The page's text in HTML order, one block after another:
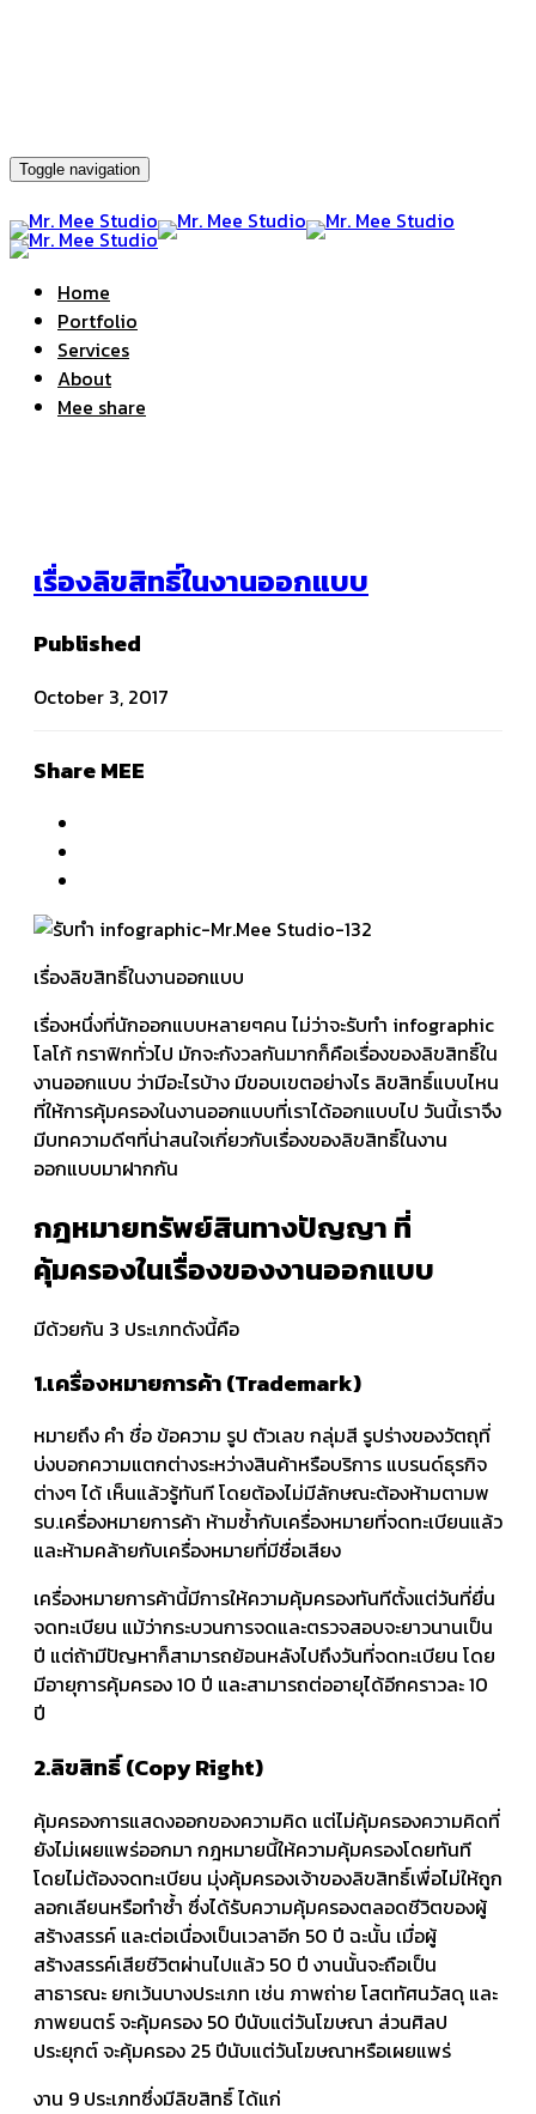
Toggle navigation
Home
Portfolio
Services
About
Mee share
เรื่องลิขสิทธิ์ในงานออกแบบ
Published
October 3, 2017
Share MEE
เรื่องลิขสิทธิ์ในงานออกแบบ
เรื่องหนึ่งที่นักออกแบบหลายๆคน ไม่ว่าจะรับทำ infographic
โลโก้ กราฟิกทั่วไป มักจะกังวลกันมากก็คือเรื่องของลิขสิทธิ์ใน
งานออกแบบ ว่ามีอะไรบ้าง มีขอบเขตอย่างไร ลิขสิทธิ์แบบไหน
ที่ให้การคุ้มครองในงานออกแบบที่เราได้ออกแบบไป วันนี้เราจึง
มีบทความดีๆที่น่าสนใจเกี่ยวกับเรื่องของลิขสิทธิ์ในงาน
ออกแบบมาฝากกัน
กฎหมายทรัพย์สินทางปัญญา ที่
คุ้มครองในเรื่องของงานออกแบบ
มีด้วยกัน 3 ประเภทดังนี้คือ
1.เครื่องหมายการค้า (Trademark)
หมายถึง คำ ชื่อ ข้อความ รูป ตัวเลข กลุ่มสี รูปร่างของวัตถุที่
บ่งบอกความแตกต่างระหว่างสินค้าหรือบริการ แบรนด์ธุรกิจ
ต่างๆ ได้ เห็นแล้วรู้ทันที โดยต้องไม่มีลักษณะต้องห้ามตามพ
รบ.เครื่องหมายการค้า ห้ามซ้ำกับเครื่องหมายที่จดทะเบียนแล้ว
และห้ามคล้ายกับเครื่องหมายที่มีชื่อเสียง
เครื่องหมายการค้านี้มีการให้ความคุ้มครองทันทีตั้งแต่วันที่ยื่น
จดทะเบียน แม้ว่ากระบวนการจดและตรวจสอบจะยาวนานเป็น
ปี แต่ถ้ามีปัญหาก็สามารถย้อนหลังไปถึงวันที่จดทะเบียน โดย
มีอายุการคุ้มครอง 10 ปี และสามารถต่ออายุได้อีกคราวละ 10
ปี
2.ลิขสิทธิ์ (Copy Right)
คุ้มครองการแสดงออกของความคิด แต่ไม่คุ้มครองความคิดที่
ยังไม่เผยแพร่ออกมา กฎหมายนี้ให้ความคุ้มครองโดยทันที
โดยไม่ต้องจดทะเบียน มุ่งคุ้มครองเจ้าของลิขสิทธิ์เพื่อไม่ให้ถูก
ลอกเลียนหรือทำซ้ำ ซึ่งได้รับความคุ้มครองตลอดชีวิตของผู้
สร้างสรรค์ และต่อเนื่องเป็นเวลาอีก 50 ปี ฉะนั้น เมื่อผู้
สร้างสรรค์เสียชีวิตผ่านไปแล้ว 50 ปี งานนั้นจะถือเป็น
สาธารณะ ยกเว้นบางประเภท เช่น ภาพถ่าย โสตทัศนวัสดุ และ
ภาพยนตร์ จะคุ้มครอง 50 ปีนับแต่วันโฆษณา ส่วนศิลป
ประยุกต์ จะคุ้มครอง 25 ปีนับแต่วันโฆษณาหรือเผยแพร่
งาน 9 ประเภทซึ่งมีลิขสิทธิ์ ได้แก่